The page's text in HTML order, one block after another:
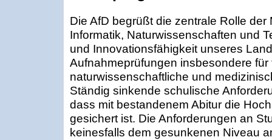
Die AfD begrüßt die zentrale Rolle der
Informatik, Naturwissenschaften und
und Innovationsfähigkeit unseres
Aufnahmeprüfungen insbesondere
naturwissenschaftliche und
Ständig sinkende schulische
dass mit bestandenem Abitur die
gesichert ist. Die Anforderungen an
keinesfalls dem gesunkenen Niveau